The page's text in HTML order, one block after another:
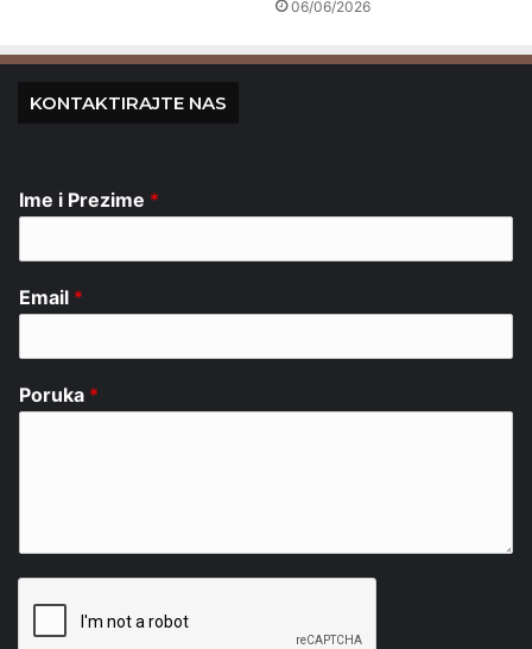
06/06/2026
KONTAKTIRAJTE NAS
Ime i Prezime *
Email *
Poruka *